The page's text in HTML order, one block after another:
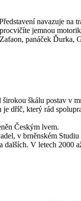
navazuje
jemnou
panáček Ďurka,
škálu postav v
dříč, který rád
Českým lvem.
v brněnském
V letech 2000